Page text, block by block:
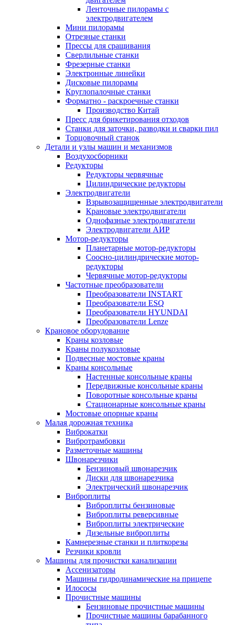
Ленточные пилорамы с
электродвигателем
Мини пилорамы
Отрезные станки
Прессы для сращивания
Сверлильные станки
Фрезерные станки
Электронные линейки
Дисковые пилорамы
Круглопалочные станки
Форматно - раскроечные станки
Производство Китай
Пресс для брикетирования отходов
Станки для заточки, разводки и сварки пил
Торцовочный станок
Детали и узлы машин и механизмов
Воздухосборники
Редукторы
Редукторы червячные
Цилиндрические редукторы
Электродвигатели
Взрывозащищенные электродвигатели
Крановые электродвигатели
Однофазные электродвигатели
Электродвигатели АИР
Мотор-редукторы
Планетарные мотор-редукторы
Соосно-цилиндрические мотор-
редукторы
Червячные мотор-редукторы
Частотные преобразователи
Преобразователи INSTART
Преобразователи ESQ
Преобразователи HYUNDAI
Преобразователи Lenze
Крановое оборудование
Краны козловые
Краны полукозловые
Подвесные мостовые краны
Краны консольные
Настенные консольные краны
Передвижные консольные краны
Поворотные консольные краны
Стационарные консольные краны
Мостовые опорные краны
Малая дорожная техника
Виброкатки
Вибротрамбовки
Разметочные машины
Швонарезчики
Бензиновый швонарезчик
Диски для швонарезчика
Электрический швонарезчик
Виброплиты
Виброплиты бензиновые
Виброплиты реверсивные
Виброплиты электрические
Дизельные виброплиты
Камнерезные станки и плиткорезы
Резчики кровли
Машины для прочистки канализации
Ассенизаторы
Машины гидродинамические на прицепе
Илососы
Прочистные машины
Бензиновые прочистные машины
Прочистные машины барабанного